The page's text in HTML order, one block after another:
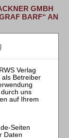
GMBH
BARF“ AN
eines M&A-
…
• Der …